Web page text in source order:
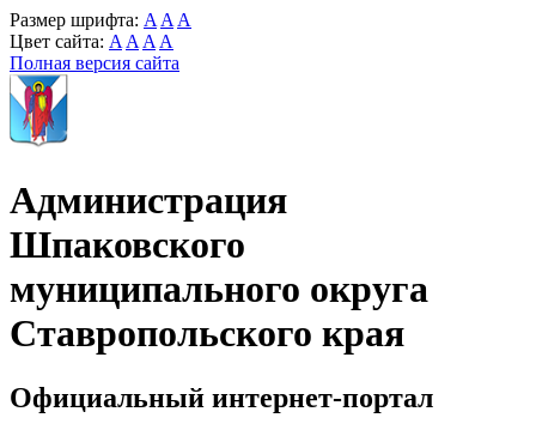
Размер шрифта: A A A
Цвет сайта: A A A A
Полная версия сайта
Администрация
Шпаковского
муниципального округа
Ставропольского края
Официальный интернет-портал